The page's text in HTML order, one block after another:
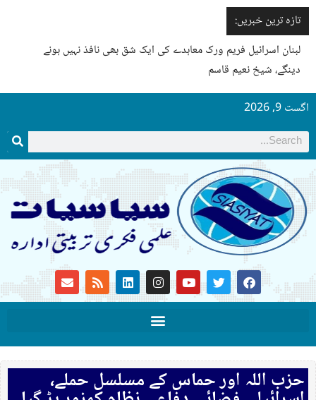
تازہ ترین خبریں:
لبنان اسرائیل فریم ورک معاہدے کی ایک شق بھی نافذ نہیں ہونے
دینگے، شیخ نعیم قاسم
اگست 9, 2026
حزب اللہ اور حماس کے مسلسل حملے،